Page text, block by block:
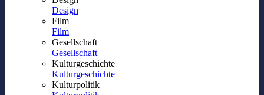
Design
Film
Film
Gesellschaft
Gesellschaft
Kulturgeschichte
Kulturgeschichte
Kulturpolitik